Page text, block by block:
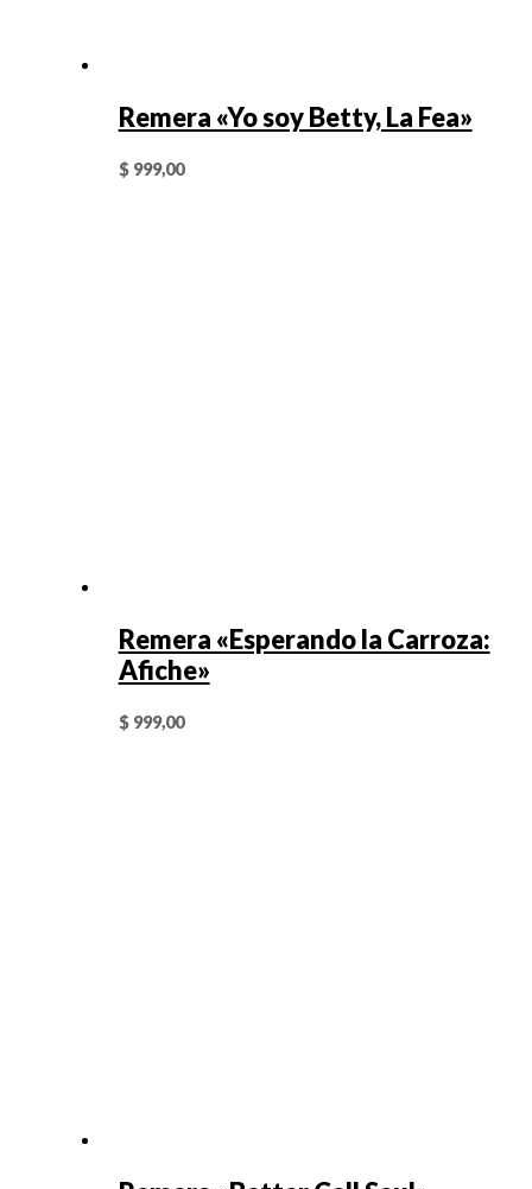
Remera «Yo soy Betty, La Fea»
$999,00
Remera «Esperando la Carroza:
Afiche»
$999,00